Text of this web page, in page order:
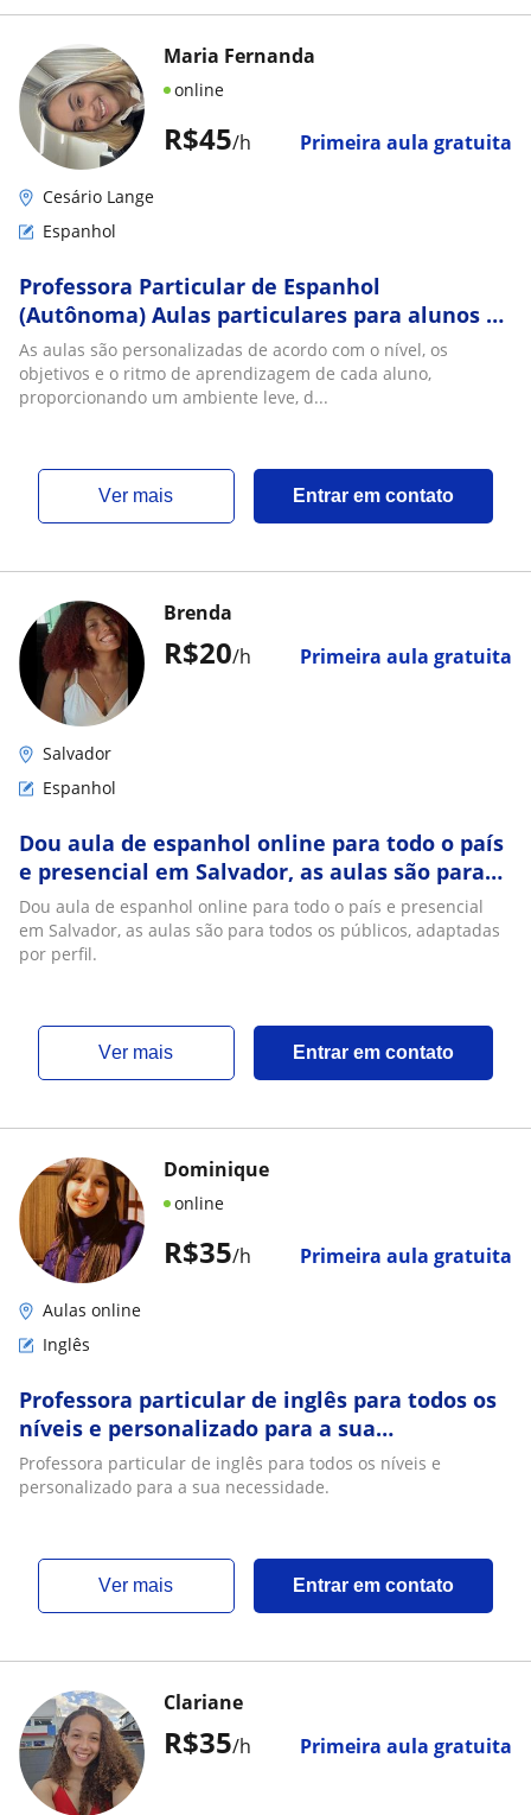
R$45/h Primeira aula gratuita
Maria Fernanda
online
Cesário Lange
Espanhol
Professora Particular de Espanhol
(Autônoma) Aulas particulares para alunos de
diferentes níveis. Desenvolvimento de
materiais de
As aulas são personalizadas de acordo com o nível, os
objetivos e o ritmo de aprendizagem de cada aluno,
proporcionando um ambiente leve, d...
ver mais Entrar em contato
R$20/h Primeira aula gratuita
Brenda
Salvador
Espanhol
Dou aula de espanhol online para todo o país
e presencial em Salvador, as aulas são para
todos os públicos, adaptadas por perfil
Dou aula de espanhol online para todo o país e presencial
em Salvador, as aulas são para todos os públicos, adaptadas
por perfil.
ver mais Entrar em contato
R$35/h Primeira aula gratuita
Dominique
online
Aulas online
Inglês
Professora particular de inglês para todos os
níveis e personalizado para a sua
necessidade
Professora particular de inglês para todos os níveis e
personalizado para a sua necessidade.
ver mais Entrar em contato
R$35/h Primeira aula gratuita
Clariane